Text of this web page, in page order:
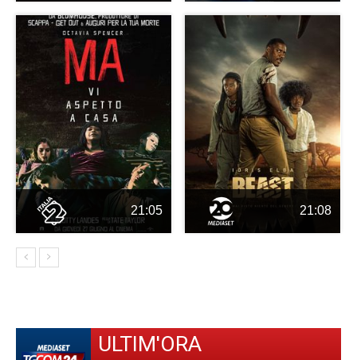
21:05 21:08
ULTIM'ORA